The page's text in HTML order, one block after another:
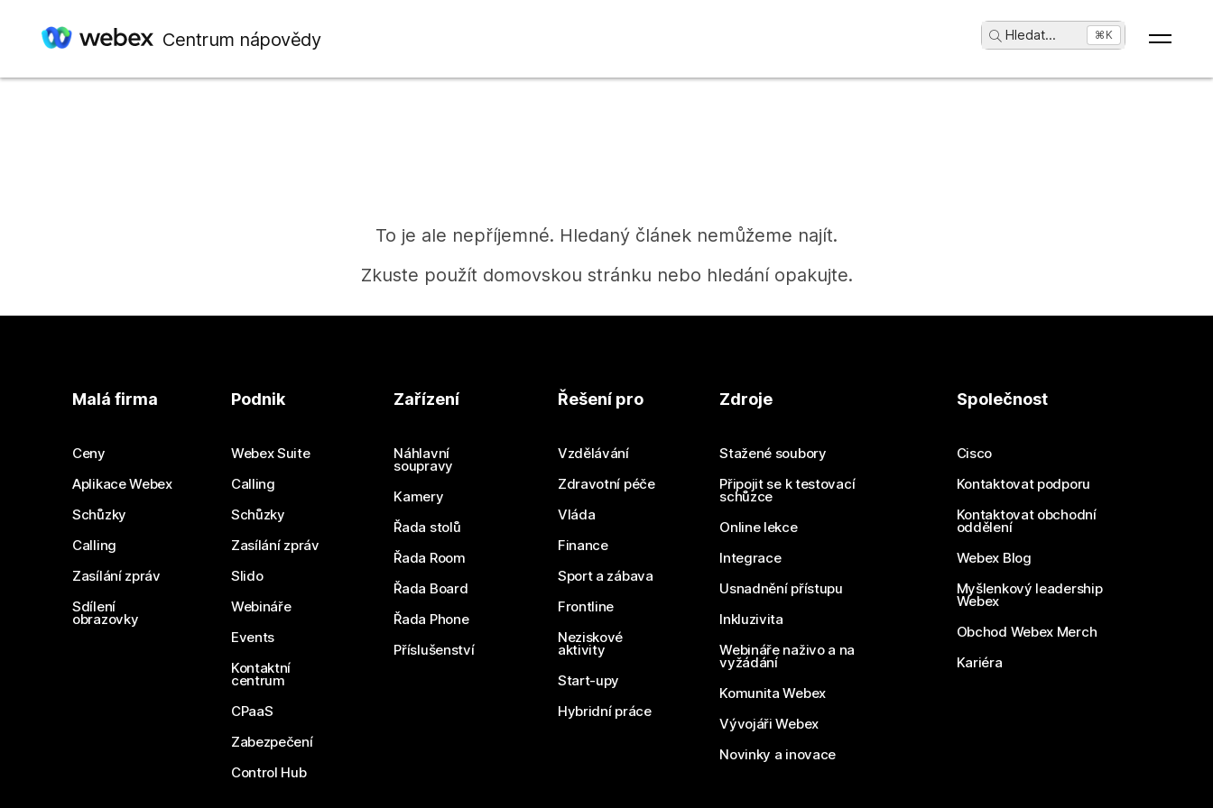
Centrum nápovědy Hledat... ⌘K
To je ale nepříjemné. Hledaný článek nemůžeme najít.
Zkuste použít domovskou stránku nebo hledání opakujte.
Potřebujete získat odpověď?
Odešlete dotaz
Malá firma
Ceny
Aplikace Webex
Schůzky
Calling
Zasílání zpráv
Sdílení
obrazovky
Podnik
Webex Suite
Calling
Schůzky
Zasílání zpráv
Slido
Webináře
Events
Kontaktní
centrum
CPaaS
Zabezpečení
Control Hub
Zařízení
Náhlavní
soupravy
Kamery
Řada stolů
Řada Room
Řada Board
Řada Phone
Příslušenství
Řešení pro
Vzdělávání
Zdravotní péče
Vláda
Finance
Sport a zábava
Frontline
Neziskové
aktivity
Start-upy
Hybridní práce
Zdroje
Stažené soubory
Připojit se k testovací
schůzce
Online lekce
Integrace
Usnadnění přístupu
Inkluzivita
Webináře naživo a na
vyžádání
Komunita Webex
Vývojáři Webex
Novinky a inovace
Společnost
Cisco
Kontaktovat podporu
Kontaktovat obchodní
oddělení
Webex Blog
Myšlenkový leadership
Webex
Obchod Webex Merch
Kariéra